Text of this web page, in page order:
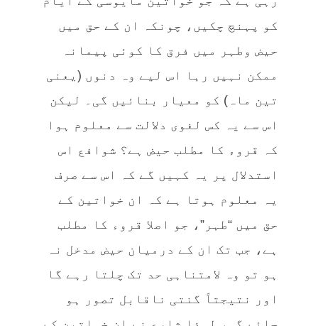
کو پہنچ چکیں، چونکہ ان کے حق میں
حیض وطہر میں فرق کا کوئی پیمانہ
ممکن نہیں رہا اس لیے وہ دنوں (یعنی
تین ماہ) کو معیار بنائیں گی۔ لیکن
اس سے یہ کس لغوی دلالت سے معلوم ہوا
کہ قروء کا مطلب حیض ہے؟ شوافع اس
استدلال پر یہ کہیں گے کہ اس سے صرف
یہ معلوم ہوتا ہے کہ ان خواتین کے
حق میں “طہر”، جو اصلا قروء کا مطلب
ہے، جب تک ان کے درمیان حیض مدخل نہ
ہو تو وہ لامتناہی حد تک چلتا رہے گا
اور نتیجتاً گنتی ناقابل تصور ہو